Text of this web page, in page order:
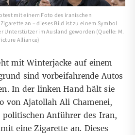
mit einem Foto des iranischen
an – dieses Bild ist zu einem Symbol
Unterstützer im Ausland geworden (Quelle: M.
Alliance)
mit Winterjacke auf einem
sind vorbeifahrende Autos
In der linken Hand hält sie
von Ajatollah Ali Chamenei,
Anführer des Iran,
eine Zigarette an. Dieses